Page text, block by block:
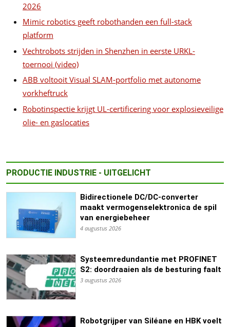
2026
Mimic robotics geeft robothanden een full-stack
platform
Vechtrobots strijden in Shenzhen in eerste URKL-
toernooi (video)
ABB voltooit Visual SLAM-portfolio met autonome
vorkheftruck
Robotinspectie krijgt UL-certificering voor explosieveilige
olie- en gaslocaties
PRODUCTIE INDUSTRIE - UITGELICHT
Bidirectionele DC/DC-converter
maakt vermogenselektronica de spil
van energiebeheer
4 augustus 2026
Systeemredundantie met PROFINET
S2: doordraaien als de besturing faalt
3 augustus 2026
Robotgrijper van Siléane en HBK voelt